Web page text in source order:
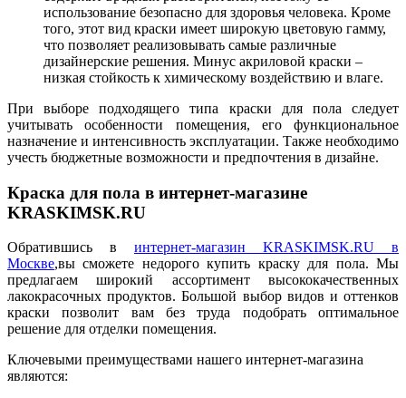
использование безопасно для здоровья человека. Кроме
того, этот вид краски имеет широкую цветовую гамму,
что позволяет реализовывать самые различные
дизайнерские решения. Минус акриловой краски –
низкая стойкость к химическому воздействию и влаге.
При выборе подходящего типа краски для пола следует
учитывать особенности помещения, его функциональное
назначение и интенсивность эксплуатации. Также необходимо
учесть бюджетные возможности и предпочтения в дизайне.
Краска для пола в интернет-магазине
KRASKIMSK.RU
Обратившись в интернет-магазин KRASKIMSK.RU в
Москве,вы сможете недорого купить краску для пола. Мы
предлагаем широкий ассортимент высококачественных
лакокрасочных продуктов. Большой выбор видов и оттенков
краски позволит вам без труда подобрать оптимальное
решение для отделки помещения.
Ключевыми преимуществами нашего интернет-магазина
являются: